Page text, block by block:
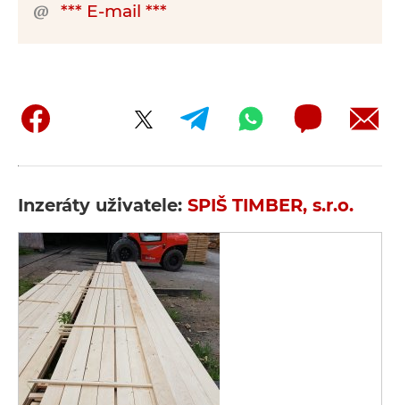
*** E-mail ***
Inzeráty uživatele: SPIŠ TIMBER, s.r.o.